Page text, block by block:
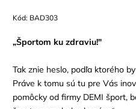
Kód: BAD303
„Športom ku zdraviu!"
Tak znie heslo, podľa ktorého
Práve k tomu sú tu pre Vás
pomôcky od firmy DEMI šport,